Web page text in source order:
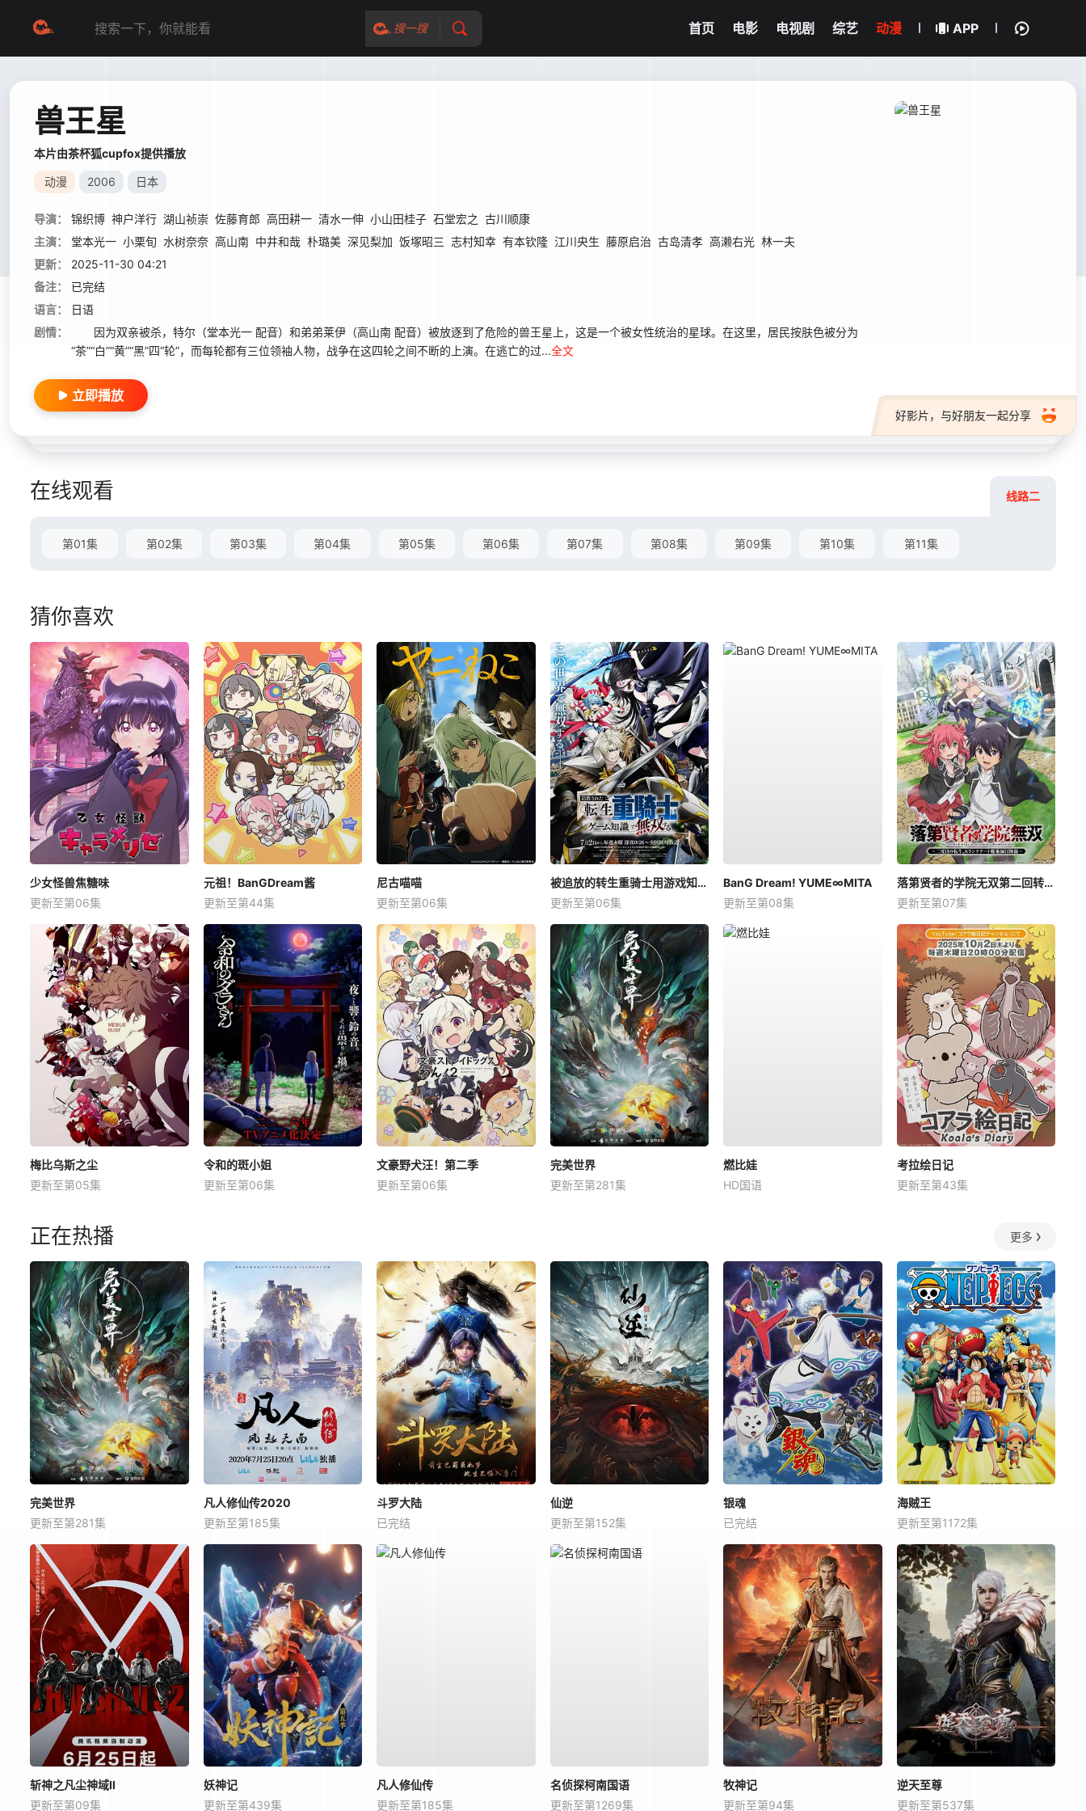
搜一搜 首页 电影 电视剧 综艺 动漫 APP
兽王星
本片由茶杯狐cupfox提供播放
动漫 2006 日本
导演： 锦织博 神户洋行 湖山祯崇 佐藤育郎 高田耕一 清水一伸 小山田桂子 石堂宏之 古川顺康
主演：
堂本光一 小栗旬 水树奈奈 高山南 中井和哉 朴璐美 深见梨加 饭塚昭三 志村知幸 有本钦隆 江川央生 藤原启治 古岛清孝 高濑右光 林一夫
更新：
2025-11-30 04:21
备注：
已完结
语言：
日语
剧情：
因为双亲被杀，特尔（堂本光一 配音）和弟弟莱伊（高山南 配音）被放逐到了危险的兽王星上，这是一个被女性统治的星球。在这里，居民按肤色被分为
“茶”“白”“黄”“黑”四“轮”，而每轮都有三位领袖人物，战争在这四轮之间不断的上演。在逃亡的过...全文
好影片，与好朋友一起分享
立即播放
在线观看 线路二
第01集 第02集 第03集 第04集 第05集 第06集 第07集 第08集 第09集 第10集 第11集
猜你喜欢
少女怪兽焦糖味
更新至第06集
元祖！BanGDream酱
更新至第44集
尼古喵喵
更新至第06集
被追放的转生重骑士用游戏知识开无双
更新至第06集
BanG Dream! YUME∞MITA
更新至第08集
落第贤者的学院无双第二回转生，S等级作弊魔术师冒险记
更新至第07集
梅比乌斯之尘
更新至第05集
令和的斑小姐
更新至第06集
文豪野犬汪！第二季
更新至第06集
完美世界
更新至第281集
燃比娃
HD国语
考拉绘日记
更新至第43集
正在热播 更多
完美世界
更新至第281集
凡人修仙传2020
更新至第185集
斗罗大陆
已完结
仙逆
更新至第152集
银魂
已完结
海贼王
更新至第1172集
斩神之凡尘神域Ⅱ
更新至第09集
妖神记
更新至第439集
凡人修仙传
更新至第185集
名侦探柯南国语
更新至第1269集
牧神记
更新至第94集
逆天至尊
更新至第537集